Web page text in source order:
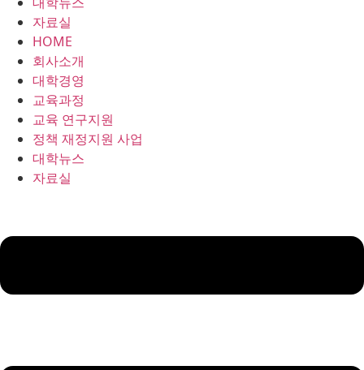
자료실
HOME
회사소개
대학경영
교육과정
교육 연구지원
정책 재정지원 사업
대학뉴스
자료실